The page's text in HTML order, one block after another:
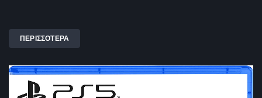
ΠΕΡΙΣΣΟΤΕΡΑ